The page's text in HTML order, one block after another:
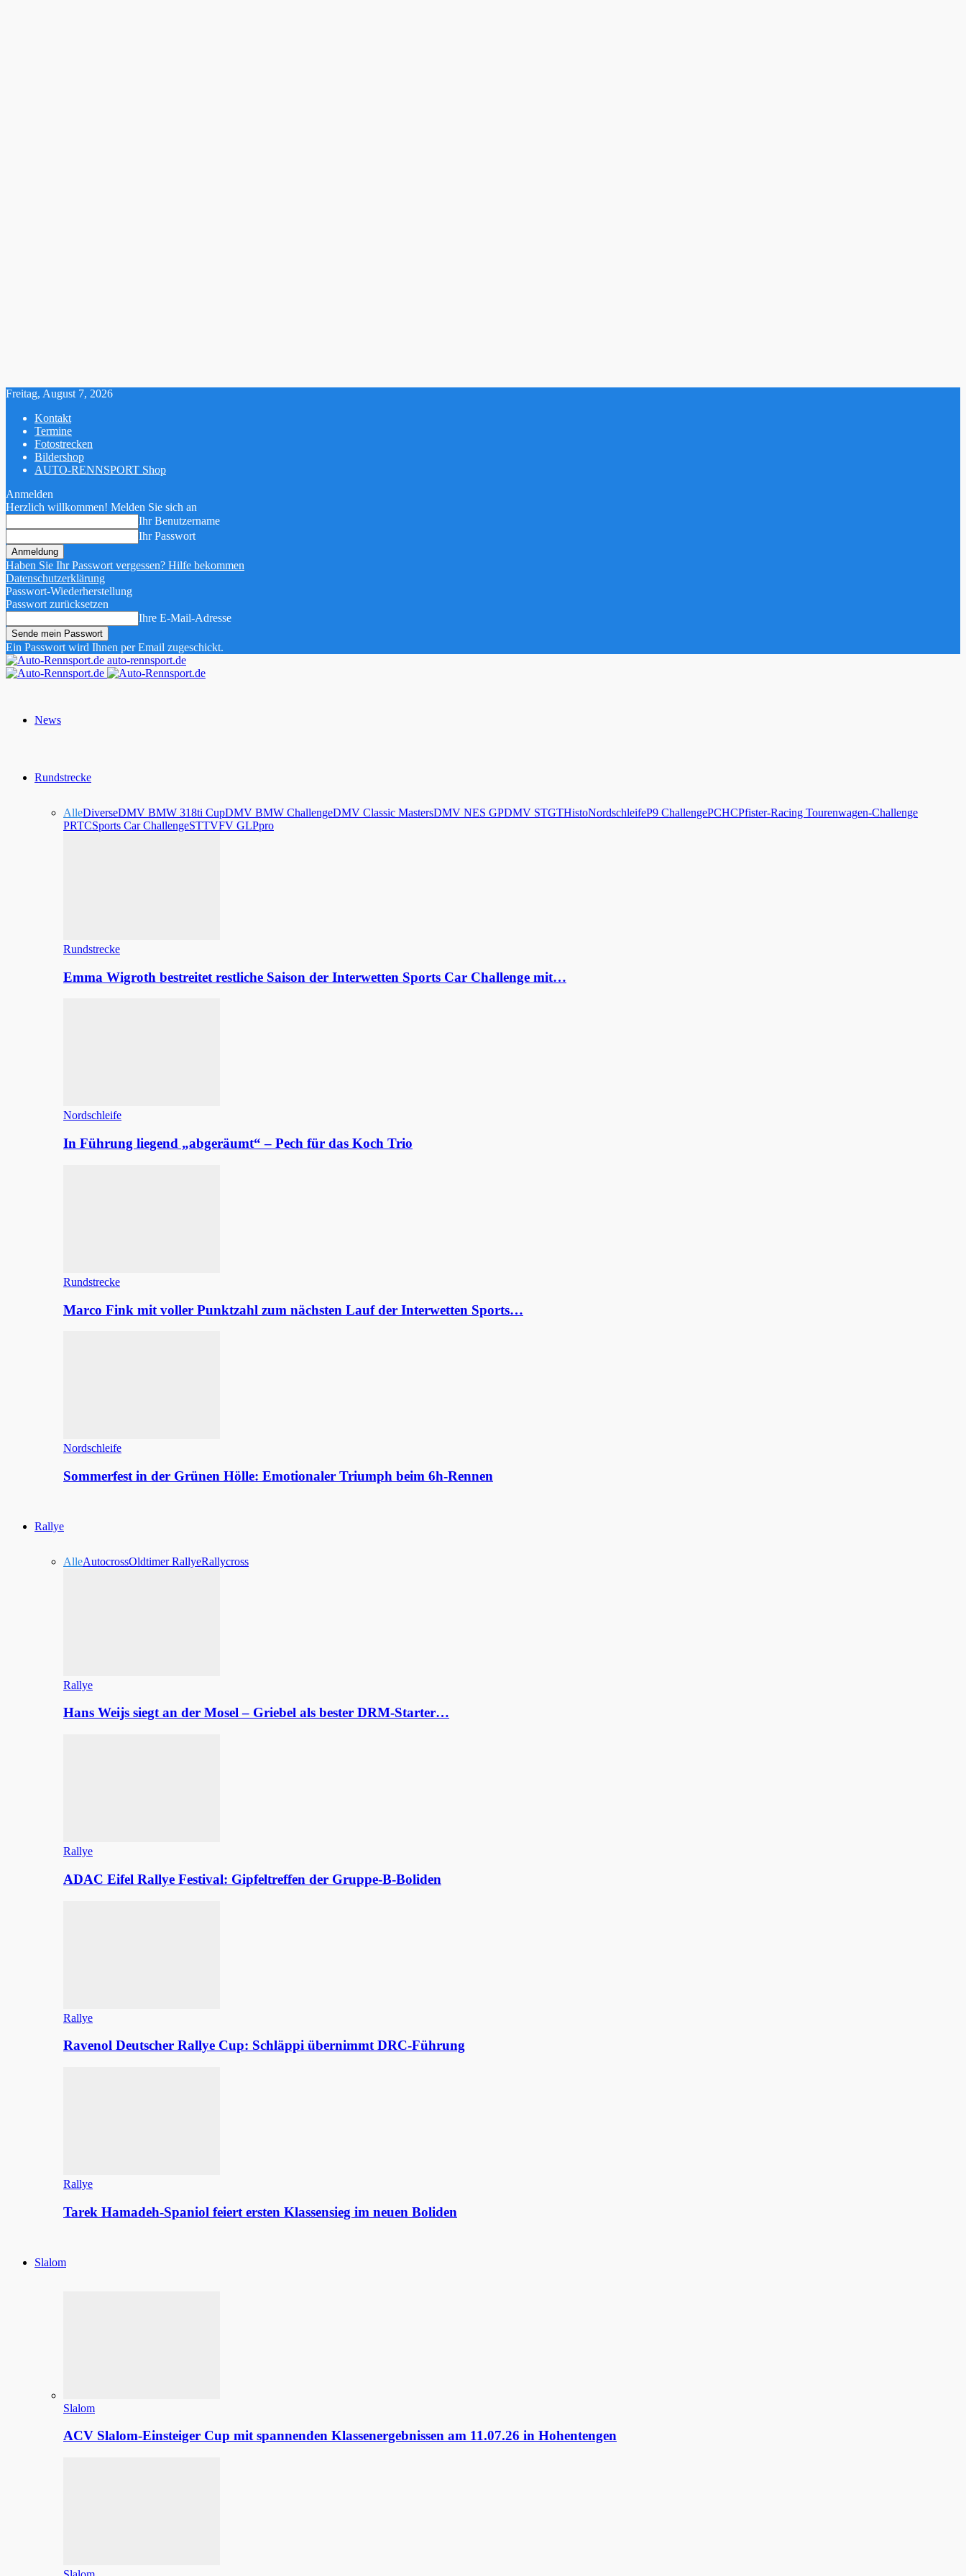
Freitag, August 7, 2026
Kontakt
Termine
Fotostrecken
Bildershop
AUTO-RENNSPORT Shop
Anmelden
Herzlich willkommen! Melden Sie sich an
Ihr Benutzername
Ihr Passwort
Haben Sie Ihr Passwort vergessen? Hilfe bekommen
Datenschutzerklärung
Passwort-Wiederherstellung
Passwort zurücksetzen
Ihre E-Mail-Adresse
Ein Passwort wird Ihnen per Email zugeschickt.
auto-rennsport.de
News
Rundstrecke
AlleDiverseDMV BMW 318ti CupDMV BMW ChallengeDMV Classic MastersDMV NES GPDMV STGTHistoNordschleifeP9 ChallengePCHCPfister-Racing Tourenwagen-Challenge
PRTCSports Car ChallengeSTTVFV GLPpro
Rundstrecke
Emma Wigroth bestreitet restliche Saison der Interwetten Sports Car Challenge mit…
Nordschleife
In Führung liegend „abgeräumt“ – Pech für das Koch Trio
Rundstrecke
Marco Fink mit voller Punktzahl zum nächsten Lauf der Interwetten Sports…
Nordschleife
Sommerfest in der Grünen Hölle: Emotionaler Triumph beim 6h-Rennen
Rallye
AlleAutocrossOldtimer RallyeRallycross
Rallye
Hans Weijs siegt an der Mosel – Griebel als bester DRM-Starter…
Rallye
ADAC Eifel Rallye Festival: Gipfeltreffen der Gruppe-B-Boliden
Rallye
Ravenol Deutscher Rallye Cup: Schläppi übernimmt DRC-Führung
Rallye
Tarek Hamadeh-Spaniol feiert ersten Klassensieg im neuen Boliden
Slalom
Slalom
ACV Slalom-Einsteiger Cup mit spannenden Klassenergebnissen am 11.07.26 in Hohentengen